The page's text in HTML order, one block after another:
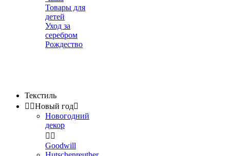
Товары для
детей
Уход за
серебром
Рождество
Текстиль
 Новый год
Новогодний
декор
 
Goodwill